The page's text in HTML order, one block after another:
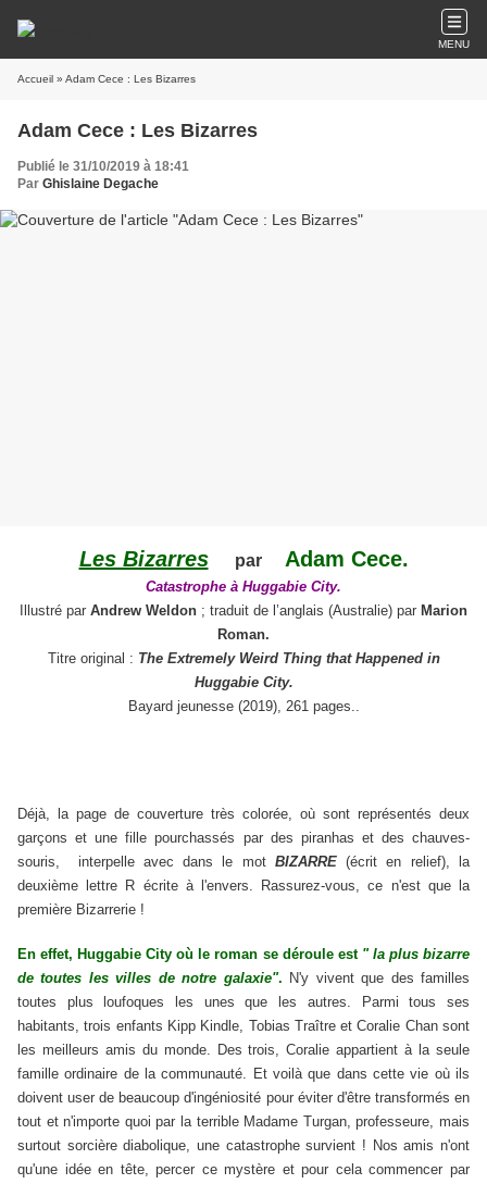
MENU
Accueil » Adam Cece : Les Bizarres
Adam Cece : Les Bizarres
Publié le 31/10/2019 à 18:41
Par Ghislaine Degache
Les Bizarres par Adam Cece.
Catastrophe à Huggabie City.
Illustré par Andrew Weldon ; traduit de l’anglais (Australie) par Marion
Roman.
Titre original : The Extremely Weird Thing that Happened in
Huggabie City.
Bayard jeunesse (2019), 261 pages..
Déjà, la page de couverture très colorée, où sont représentés deux
garçons et une fille pourchassés par des piranhas et des chauves-
souris, interpelle avec dans le mot BIZARRE(écrit en relief), la
deuxième lettre R écrite à l'envers. Rassurez-vous, ce n'est que la
première Bizarrerie !
En effet, Huggabie City où le roman se déroule est " la plus bizarre
de toutes les villes de notre galaxie". N'y vivent que des familles
toutes plus loufoques les unes que les autres. Parmi tous ses
habitants, trois enfants Kipp Kindle, Tobias Traître et Coralie Chan sont
les meilleurs amis du monde. Des trois, Coralie appartient à la seule
famille ordinaire de la communauté. Et voilà que dans cette vie où ils
doivent user de beaucoup d'ingéniosité pour éviter d'être transformés en
tout et n'importe quoi par la terrible Madame Turgan, professeure, mais
surtout sorcière diabolique, une catastrophe survient ! Nos amis n'ont
qu'une idée en tête, percer ce mystère et pour cela commencer par